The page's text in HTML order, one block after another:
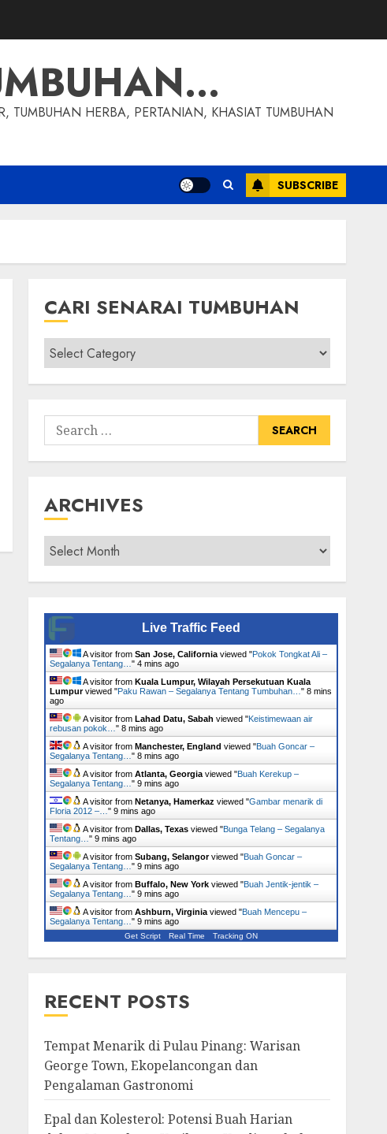
HERBA, PERTANIAN, KHASIAT TUMBUHAN
SUBSCRIBE
CARI SENARAI TUMBUHAN
Cari
Senarai
Tumbuhan
Search
for:
ARCHIVES
Archives
Live Traffic Feed
A visitor from San Jose, Californiaviewed "Pokok Tongkat Ali –
Segalanya Tentang… " 4 mins ago
A visitor from Kuala Lumpur, Wilayah Persekutuan Kuala
Lumpurviewed "Paku Rawan – Segalanya Tentang Tumbuhan… " 8 mins
ago
A visitor from Lahad Datu, Sabah viewed "Keistimewaan air
rebusan pokok… " 8 mins ago
A visitor from Manchester, England viewed "Buah Goncar –
Segalanya Tentang… " 8 mins ago
A visitor from Atlanta, Georgiaviewed "Buah Kerekup –
Segalanya Tentang… " 9 mins ago
A visitor from Netanya, Hamerkaz viewed "Gambar menarik di
Floria 2012 –… " 9 mins ago
A visitor from Dallas, Texasviewed "Bunga Telang – Segalanya
Tentang… " 9 mins ago
A visitor from Subang, Selangorviewed "Buah Goncar –
Segalanya Tentang… " 9 mins ago
A visitor from Buffalo, New Yorkviewed "Buah Jentik-jentik –
Segalanya Tentang… " 9 mins ago
A visitor from Ashburn, Virginiaviewed "Buah Mencepu –
Segalanya Tentang… " 9 mins ago
Get Script Real Time Tracking ON
RECENT POSTS
Tempat Menarik di Pulau Pinang: Warisan
George Town, Ekopelancongan dan
Pengalaman Gastronomi
Epal dan Kolesterol: Potensi Buah Harian